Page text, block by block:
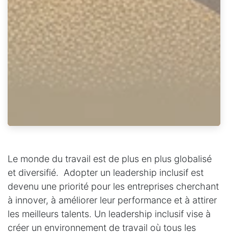
Le monde du travail est de plus en plus globalisé
et diversifié. Adopter un leadership inclusif est
devenu une priorité pour les entreprises cherchant
à innover, à améliorer leur performance et à attirer
les meilleurs talents. Un leadership inclusif vise à
créer un environnement de travail où tous les